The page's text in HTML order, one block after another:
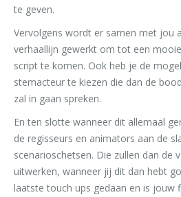
te geven.
Vervolgens wordt er samen met jou
verhaallijn gewerkt om tot een
script te komen. Ook heb je de
stemacteur te kiezen die dan de
zal in gaan spreken.
En ten slotte wanneer dit allemaal
de regisseurs en animators aan de
scenarioschetsen. Die zullen dan de
uitwerken, wanneer jij dit dan hebt
laatste touch ups gedaan en is jouw